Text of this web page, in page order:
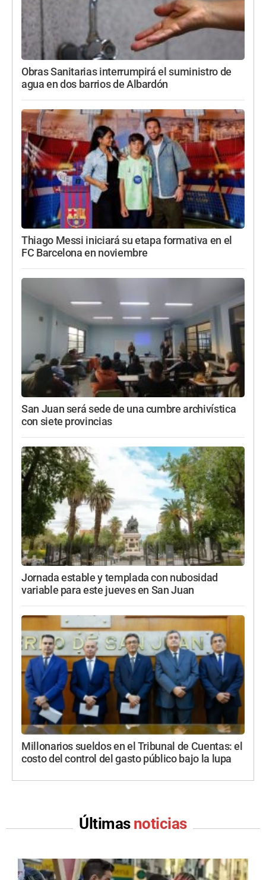
Obras Sanitarias interrumpirá el suministro de
agua en dos barrios de Albardón
Thiago Messi iniciará su etapa formativa en el
FC Barcelona en noviembre
San Juan será sede de una cumbre archivística
con siete provincias
Jornada estable y templada con nubosidad
variable para este jueves en San Juan
Millonarios sueldos en el Tribunal de Cuentas: el
costo del control del gasto público bajo la lupa
Últimas noticias